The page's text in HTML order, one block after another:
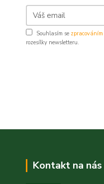
Souhlasím se
rozesílky newsletteru.
Kontakt na nás